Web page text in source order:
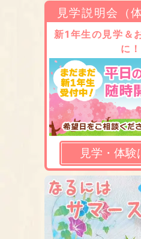
見学説明会（
新1年生の見学＆
に！
見学・体験